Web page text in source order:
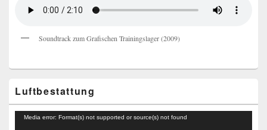
Soundtrack zum Grafischen Trainingslager (2009)
Luftbestattung
Video-
Media error: Format(s) not supported or source(s) not found